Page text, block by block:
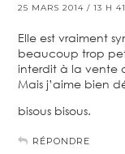
25 MARS 2014 / 13 H
Elle est vraiment
beaucoup trop
interdit à la vente
Mais j’aime bien
bisous bisous.
RÉPONDRE